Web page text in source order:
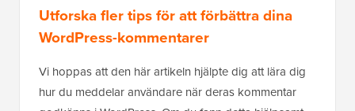
Utforska fler tips för att förbättra dina
WordPress-kommentarer
Vi hoppas att den här artikeln hjälpte dig att lära dig
hur du meddelar användare när deras kommentar